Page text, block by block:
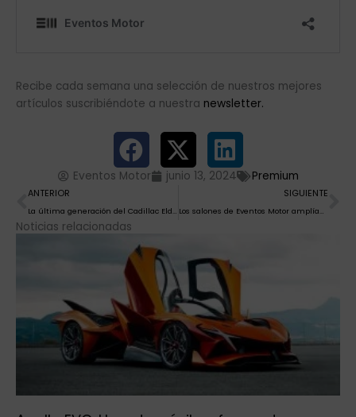
Recibe cada semana una selección de nuestros mejores
artículos suscribiéndote a nuestra newsletter.
Eventos Motor junio 13, 2024 Premium
Ant
ANTERIOR
La última generación del Cadillac Eldorado, lujo estadounidense de los años 90
SIGUIENTE
Los salones de Eventos Motor amplían horizontes
Noticias relacionadas